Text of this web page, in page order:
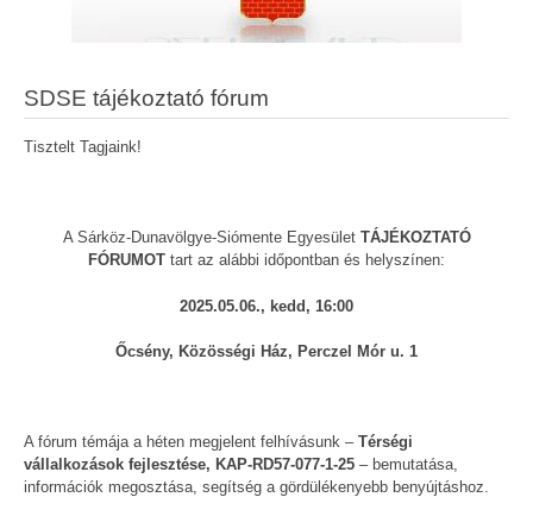
SDSE tájékoztató fórum
Tisztelt Tagjaink!
A Sárköz-Dunavölgye-Siómente Egyesület TÁJÉKOZTATÓ
FÓRUMOT tart az alábbi időpontban és helyszínen:
2025.05.06., kedd, 16:00
Őcsény, Közösségi Ház, Perczel Mór u. 1
A fórum témája a héten megjelent felhívásunk – Térségi
vállalkozások fejlesztése, KAP-RD57-077-1-25 – bemutatása,
információk megosztása, segítség a gördülékenyebb benyújtáshoz.